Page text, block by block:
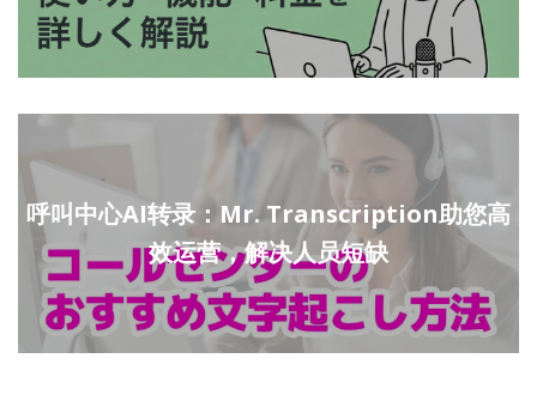
呼叫中心AI转录：Mr. Transcription助您高
效运营，解决人员短缺